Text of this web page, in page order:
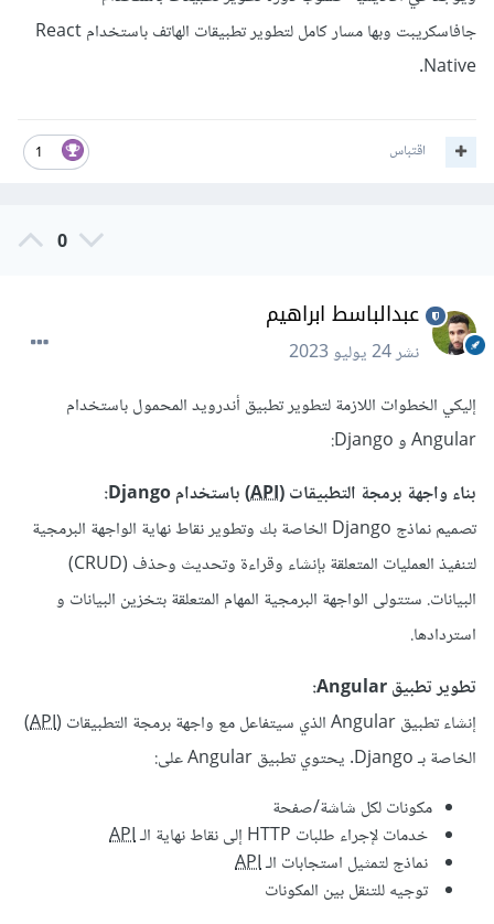
جافاسكريبت وبها مسار كامل لتطوير تطبيقات الهاتف باستخدام React
Native.
1 اقتباس
0
عبدالباسط ابراهيم
نشر24 يوليو 2023
إليكي الخطوات اللازمة لتطوير تطبيق أندرويد المحمول باستخدام
Angular و Django:
بناء واجهة برمجة التطبيقات (API) باستخدام Django:
تصميم نماذج Django الخاصة بك وتطوير نقاط نهاية الواجهة البرمجية
لتنفيذ العمليات المتعلقة بإنشاء وقراءة وتحديث وحذف (CRUD)
البيانات. ستتولى الواجهة البرمجية المهام المتعلقة بتخزين البيانات و
استردادها.
تطوير تطبيق Angular:
إنشاء تطبيق Angular الذي سيتفاعل مع واجهة برمجة التطبيقات (
API
)
الخاصة بـ Django. يحتوي تطبيق Angular على:
مكونات لكل شاشة/صفحة
خدمات لإجراء طلبات HTTP إلى نقاط نهاية الـ
API
نماذج لتمثيل استجابات الـAPI
توجيه للتنقل بين المكونات